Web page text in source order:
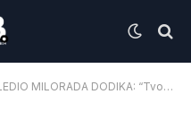
“Tvoj džemper je poparan, ostalo je još nekoliko očica…”